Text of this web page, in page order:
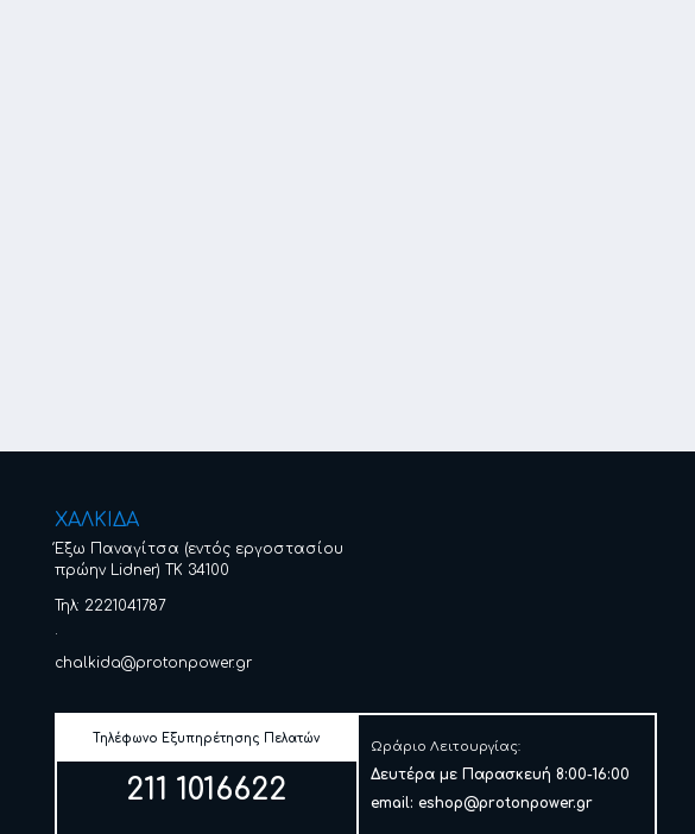
ΧΑΛΚΙΔΑ
Έξω Παναγίτσα (εντός εργοστασίου
πρώην Lidner) ΤΚ 34100
Τηλ: 2221041787
.
chalkida@protonpower.gr
Τηλέφωνο Εξυπηρέτησης Πελατών
211 1016622
Ωράριο Λειτουργίας:
Δευτέρα με Παρασκευή 8:00-16:00
email: eshop@protonpower.gr